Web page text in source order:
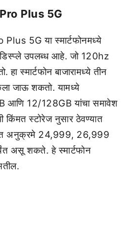
Plus 5G
5G या स्मार्टफोनमध्ये
उपलब्ध आहे. जो 120hz
हा स्मार्टफोन बाजारामध्ये तीन
जाऊ शकतो. यामध्ये
12/128GB यांचा समावेश
किंमत स्टोरेज नुसार ठेवण्यात
अनुक्रमे 24,999, 26,999
असू शकते. हे स्मार्टफोन